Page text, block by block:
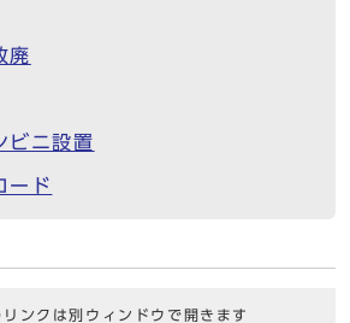
廃
ニ設置
ード
ンクは別ウィンドウで開きます